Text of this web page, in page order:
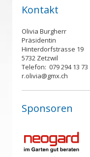
Kontakt
Olivia Burgherr
Präsidentin
Hinterdorfstrasse 19
5732 Zetzwil
Telefon: 079 294 13 73
r.olivia@gmx.ch
Sponsoren